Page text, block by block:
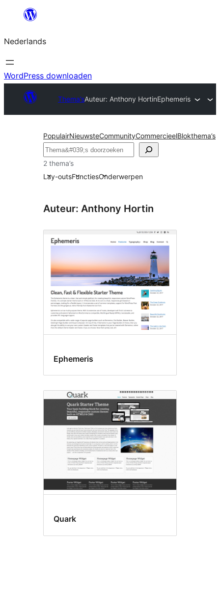
de
inhoud
Nederlands
WordPress downloaden
Thema’sAuteur: Anthony HortinEphemeris
PopulairNieuwsteCommunityCommercieelBlokthema’s
Zoeken
2 thema’s
Lay-outsFunctiesOnderwerpen
Auteur: Anthony Hortin
Ephemeris
Quark